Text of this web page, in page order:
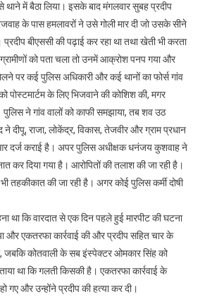
थाने में बैठा लिया। इसके बाद मंगलवार सुबह प्रदीप
के पास हमलावरों ने उसे गोली मार दी जो उसके सीने
बीएससी की पढ़ाई कर रहा था तथा खेती भी करता
को पता चला तो उनमें आक्रोश पनप गया और
पर कई पुलिस अधिकारी और कई थानों का फोर्स गांव
पोस्टमार्टम के लिए भिजवाने की कोशिश की, मगर
पुलिस ने गांव वालों को काफी समझाया, तब शव उठ
दीपू, राजा, लोकेंद्र, विकास, तेजवीर और ग्राम प्रधान
दर्ज कराई है। अपर पुलिस अधीक्षक धनंजय कुशवाह ने
कर दिया गया है। आरोपितों की तलाश की जा रही है।
तहकीकात की जा रही है। अगर कोई पुलिस कर्मी दोषी
था कि वारदात से एक दिन पहले हुई मारपीट की घटना
और एकतरफा कार्रवाई की और प्रदीप सहित चार के
कोतवाली के सब इंस्पेक्टर ओमकार सिंह को
था कि गलती किसकी है। एकतरफा कार्रवाई के
गए और उन्होंने प्रदीप की हत्या कर दी।